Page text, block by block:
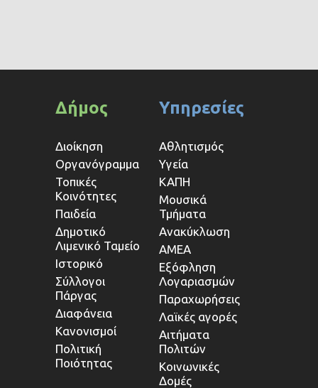
Δήμος
Διοίκηση
Οργανόγραμμα
Τοπικές
Κοινότητες
Παιδεία
Δημοτικό
Λιμενικό Ταμείο
Ιστορικό
Σύλλογοι
Πάργας
Διαφάνεια
Κανονισμοί
Πολιτική
Ποιότητας
Υπηρεσίες
Αθλητισμός
Υγεία
ΚΑΠΗ
Μουσικά
Τμήματα
Ανακύκλωση
ΑΜΕΑ
Εξόφληση
Λογαριασμών
Παραχωρήσεις
Λαϊκές αγορές
Αιτήματα
Πολιτών
Κοινωνικές
Δομές